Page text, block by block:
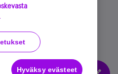
statement
Hyväksy evästeet